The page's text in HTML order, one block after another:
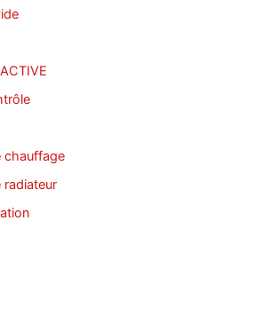
chauffage
radiateur